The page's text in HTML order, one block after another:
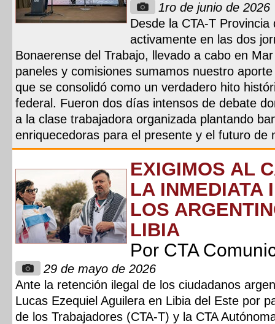
1ro de junio de 2026
Desde la CTA-T
activamente en las dos
Bonaerense del Trabajo, llevado a cabo en
paneles y comisiones sumamos nuestro
que se consolidó como un verdadero hito
federal. Fueron dos días intensos de debate
a la clase trabajadora organizada plantando
enriquecedoras para el presente y el futuro de
EXIGIMOS AL
LA INMEDIATA
LOS
LIBIA
Por CTA
29 de mayo de 2026
Ante la retención ilegal de los ciudadanos
Lucas Ezequiel Aguilera en Libia del Este por
de los Trabajadores (CTA-T) y la CTA